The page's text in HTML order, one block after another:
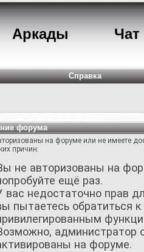
Аркады Чат
Справка
форума
на форуме или не имеете
причин:
не авторизованы на
ещё раз.
вас недостаточно прав
пытаетесь обратиться
администратор
на форуме.